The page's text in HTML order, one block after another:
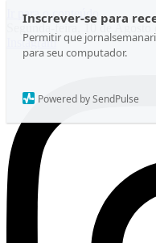
Inscrever-se para
Permitir que
para seu computador.
Powered by SendPulse
Ir para o conteúdo
Segunda-feira, 10 de Agosto
Instagram